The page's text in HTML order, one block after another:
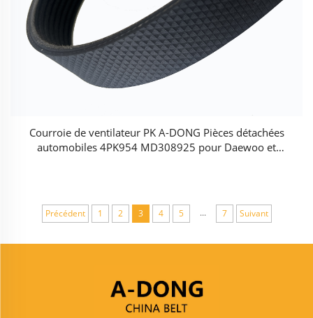
Courroie de ventilateur PK A-DONG Pièces détachées
automobiles 4PK954 MD308925 pour Daewoo et
Précédent 1 2 3 4 5 ... 7 Suivant